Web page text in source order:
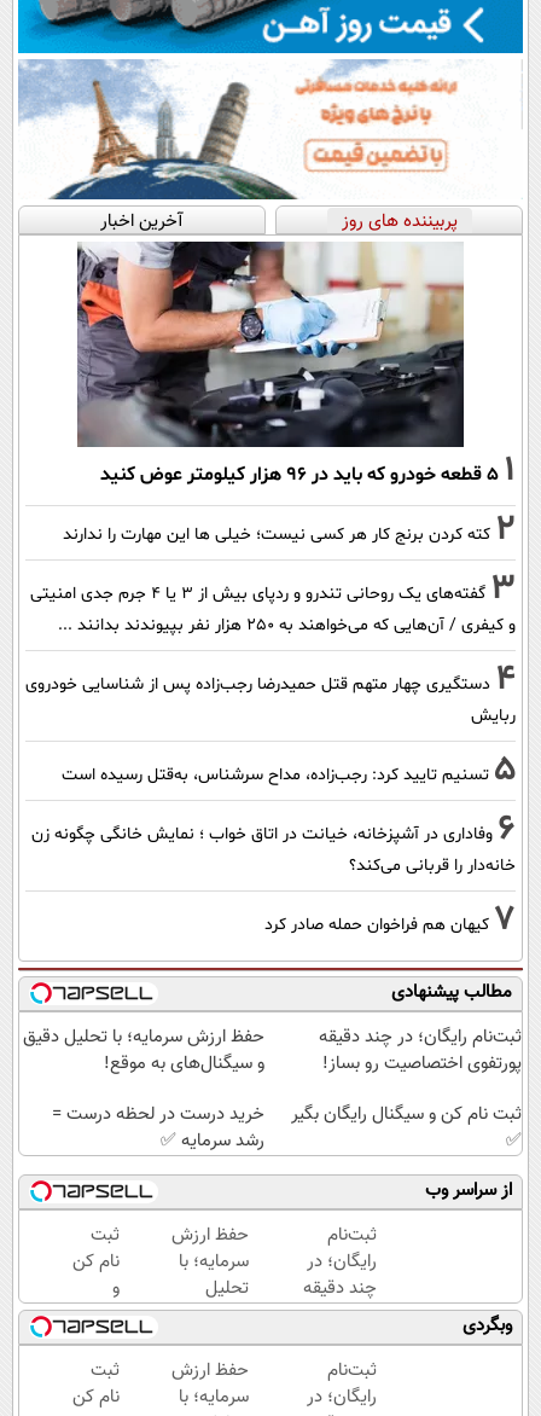
پربیننده های روز آخرین اخبار
1 ۵ قطعه خودرو که باید در ۹۶ هزار کیلومتر عوض کنید
2 کته کردن برنج کار هر کسی نیست؛ خیلی ها این مهارت را ندارند
3
گفته‌های یک روحانی تندرو و ردپای بیش از ۳ یا ۴ جرم جدی امنیتی
و کیفری / آن‌هایی که می‌خواهند به ۲۵۰ هزار نفر بپیوندند بدانند ...
4 دستگیری چهار متهم قتل حمیدرضا رجب‌زاده پس از شناسایی خودروی
ربایش
5 تسنیم تایید کرد: رجب‌زاده، مداح سرشناس، به‌قتل رسیده است
6 وفاداری در آشپزخانه، خیانت در اتاق خواب ؛ نمایش خانگی چگونه زن
خانه‌دار را قربانی می‌کند؟
7 کیهان هم فراخوان حمله صادر کرد
مطالب پیشنهادی
ثبت‌نام رایگان؛ در چند دقیقه
پورتفوی اختصاصیت رو بساز!
حفظ ارزش سرمایه؛ با تحلیل دقیق
و سیگنال‌های به موقع!
ثبت نام کن و سیگنال رایگان بگیر
✅
خرید درست در لحظه درست =
رشد سرمایه ✅
از سراسر وب
ثبت‌نام
رایگان؛ در
چند دقیقه
پورتفوی
اختصاصیت
رو بساز!
حفظ ارزش
سرمایه؛ با
تحلیل
دقیق و
سیگنال‌های
به موقع!
ثبت
نام کن
و
سیگنال
رایگان
بگیر ✅
وبگردی
ثبت‌نام
رایگان؛ در
حفظ ارزش
سرمایه؛ با
ثبت
نام کن